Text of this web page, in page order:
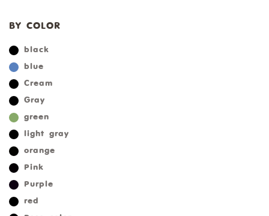
BY COLOR
black
blue
Cream
Gray
green
light gray
orange
Pink
Purple
red